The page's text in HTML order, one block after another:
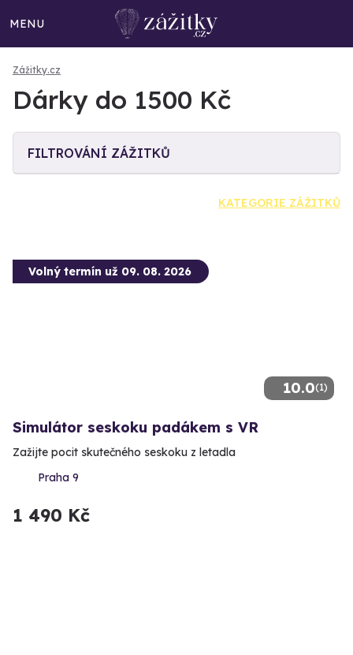
MENU
Zážitky.cz
Dárky do 1500 Kč
FILTROVÁNÍ ZÁŽITKŮ
KATEGORIE ZÁŽITKŮ
10.0(1)
Volný termín už 09. 08. 2026
Simulátor seskoku padákem s VR
Zažijte pocit skutečného seskoku z letadla
Praha 9
1 490 Kč